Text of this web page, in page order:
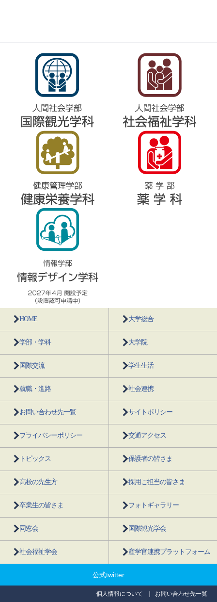
HOME 大学総合
学部・学科 大学院
国際交流 学生生活
就職・進路 社会連携
お問い合わせ先一覧 サイトポリシー
プライバシーポリシー 交通アクセス
トピックス 保護者の皆さま
高校の先生方 採用ご担当の皆さま
卒業生の皆さま フォトギャラリー
同窓会 国際観光学会
社会福祉学会 産学官連携プラットフォーム
公式twitter
個人情報について お問い合わせ先一覧